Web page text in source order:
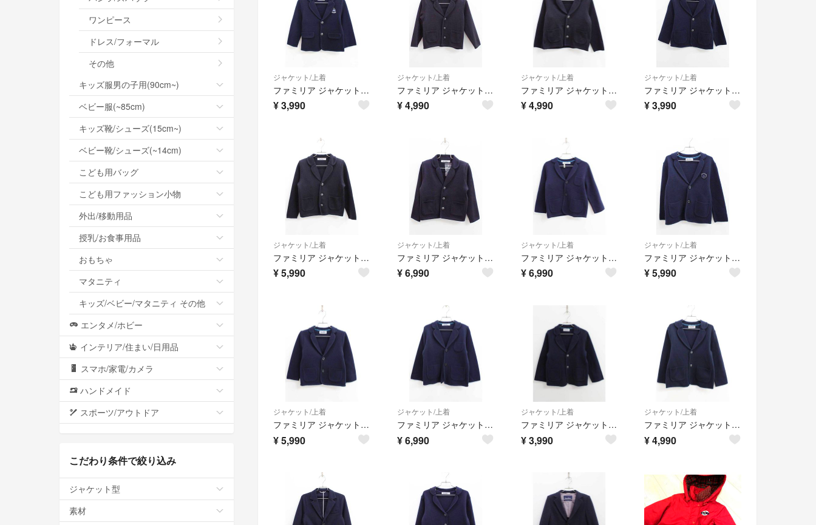
ジャケット/上着
ファミリア ジャケット 100cm キッズ 男児 紺 お受験 お稽古【中古】【新入荷!】《
¥3,990
ジャケット/上着
ファミリア ジャケット 100cm キッズ 男児 紺 お受験 お稽古【中古】【新入荷!】《
¥4,990
ジャケット/上着
ファミリア ジャケット 110cm キッズ 男児 紺 お受験 お稽古【中古】【新入荷!】《
¥4,990
ジャケット/上着
ファミリア ジャケット 110cm キッズ 男児 紺 お受験 お稽古【中古】【新入荷!】《
¥3,990
ジャケット/上着
ファミリア ジャケット 110cm キッズ 男児 紺 お受験 お稽古【中古】【新入荷!】《
¥5,990
ジャケット/上着
ファミリア ジャケット 110cm キッズ 男児 紺 お受験 お稽古【中古】【新入荷!】《
¥6,990
ジャケット/上着
ファミリア ジャケット 110cm キッズ 男児 紺 お受験 お稽古【中古】【新入荷!】《
¥6,990
ジャケット/上着
ファミリア ジャケット 120cm キッズ 男児 紺 お受験 お稽古【中古】【新入荷!】《
¥5,990
ジャケット/上着
ファミリア ジャケット 100cm キッズ 男児 紺 お受験 お稽古【中古】【新入荷!】《
¥5,990
ジャケット/上着
ファミリア ジャケット 120cm キッズ 男児 紺 お受験 お稽古【中古】【新入荷!】《
¥6,990
ジャケット/上着
ファミリア ジャケット 120cm キッズ 男児 紺 お受験 お稽古【中古】【新入荷!】《
¥3,990
ジャケット/上着
ファミリア ジャケット 120cm キッズ 男児 紺 お受験 お稽古【中古】【新入荷!】《
¥4,990
ワンピース
ドレス/フォーマル
その他
キッズ服男の子用(90cm~)
ベビー服(~85cm)
キッズ靴/シューズ(15cm~)
ベビー靴/シューズ(~14cm)
こども用バッグ
こども用ファッション小物
外出/移動用品
授乳/お食事用品
おもちゃ
マタニティ
キッズ/ベビー/マタニティ その他
エンタメ/ホビー
インテリア/住まい/日用品
スマホ/家電/カメラ
ハンドメイド
スポーツ/アウトドア
こだわり条件で絞り込み
ジャケット型
素材